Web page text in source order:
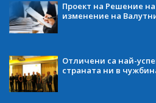
Проект на Решение
изменение на
Отличени са най-
страната ни в